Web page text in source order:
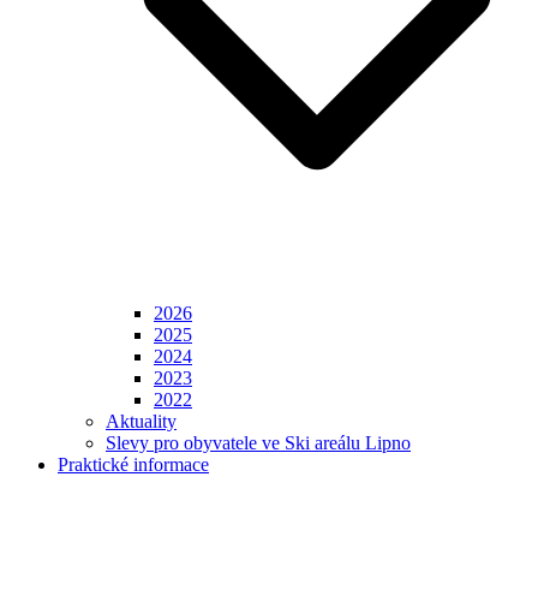
2026
2025
2024
2023
2022
Aktuality
Slevy pro obyvatele ve Ski areálu Lipno
Praktické informace